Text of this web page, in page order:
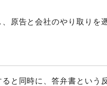
原告と会社のやり取りを
と同時に、答弁書という